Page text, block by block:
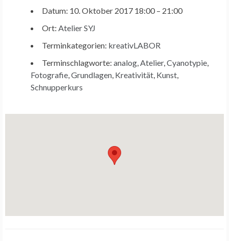
Datum: 10. Oktober 2017 18:00 – 21:00
Ort: Atelier SYJ
Terminkategorien: kreativLABOR
Terminschlagworte: analog,Atelier,Cyanotypie,
Fotografie,Grundlagen, Kreativität, Kunst,
Schnupperkurs